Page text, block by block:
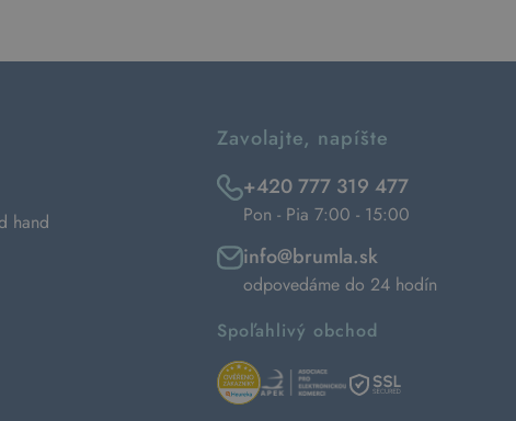
hand
Zavolajte, napíšte
+420 777 319 477
Pon - Pia 7:00 - 15:00
info@brumla.sk
odpovedáme do 24 hodín
Spoľahlivý obchod